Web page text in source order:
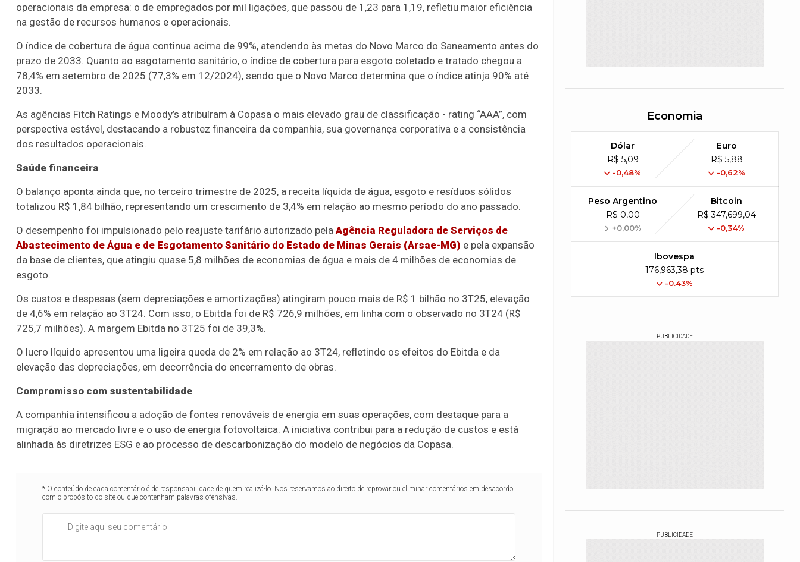
operacionais da empresa: o de empregados por mil ligações, que passou de 1,23 para 1,19, refletiu maior eficiência
na gestão de recursos humanos e operacionais.
O índice de cobertura de água continua acima de 99%, atendendo às metas do Novo Marco do Saneamento antes do
prazo de 2033. Quanto ao esgotamento sanitário, o índice de cobertura para esgoto coletado e tratado chegou a
78,4% em setembro de 2025 (77,3% em 12/2024), sendo que o Novo Marco determina que o índice atinja 90% até
2033.
As agências Fitch Ratings e Moody’s atribuíram à Copasa o mais elevado grau de classificação - rating “AAA”, com
perspectiva estável, destacando a robustez financeira da companhia, sua governança corporativa e a consistência
dos resultados operacionais.
Saúde financeira
O balanço aponta ainda que, no terceiro trimestre de 2025, a receita líquida de água, esgoto e resíduos sólidos
totalizou R$ 1,84 bilhão, representando um crescimento de 3,4% em relação ao mesmo período do ano passado.
O desempenho foi impulsionado pelo reajuste tarifário autorizado pela Agência Reguladora de Serviços de
Abastecimento de Água e de Esgotamento Sanitário do Estado de Minas Gerais (Arsae-MG) e pela expansão
da base de clientes, que atingiu quase 5,8 milhões de economias de água e mais de 4 milhões de economias de
esgoto.
Os custos e despesas (sem depreciações e amortizações) atingiram pouco mais de R$ 1 bilhão no 3T25, elevação
de 4,6% em relação ao 3T24. Com isso, o Ebitda foi de R$ 726,9 milhões, em linha com o observado no 3T24 (R$
725,7 milhões). A margem Ebitda no 3T25 foi de 39,3%.
O lucro líquido apresentou uma ligeira queda de 2% em relação ao 3T24, refletindo os efeitos do Ebitda e da
elevação das depreciações, em decorrência do encerramento de obras.
Compromisso com sustentabilidade
A companhia intensificou a adoção de fontes renováveis de energia em suas operações, com destaque para a
migração ao mercado livre e o uso de energia fotovoltaica. A iniciativa contribui para a redução de custos e está
alinhada às diretrizes ESG e ao processo de descarbonização do modelo de negócios da Copasa.
* O conteúdo de cada comentário é de responsabilidade de quem realizá-lo. Nos reservamos ao direito de reprovar ou eliminar comentários em desacordo
com o propósito do site ou que contenham palavras ofensivas.
Economia
Dólar
R$ 5,09
-0,48%
Euro
R$ 5,88
-0,62%
Peso Argentino
R$ 0,00
+0,00%
Bitcoin
R$ 347,699,04
-0,34%
Ibovespa
176,963,38 pts
-0.43%
PUBLICIDADE
PUBLICIDADE